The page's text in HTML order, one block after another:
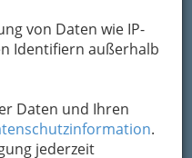
von Daten wie IP-
Identifiern außerhalb
Daten und Ihren
.
jederzeit
bezeichnet das
durch das